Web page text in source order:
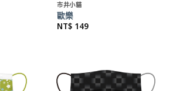
市井小貓
歐樂
NT$ 149